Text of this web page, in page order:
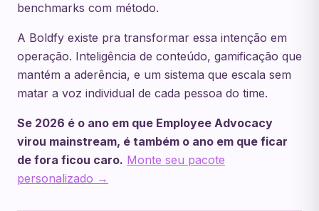
benchmarks com método.
A Boldfy existe pra transformar essa intenção em
operação. Inteligência de conteúdo, gamificação que
mantém a aderência, e um sistema que escala sem
matar a voz individual de cada pessoa do time.
Se 2026 é o ano em que Employee Advocacy
virou mainstream, é também o ano em que ficar
de fora ficou caro. Monte seu pacote
personalizado →